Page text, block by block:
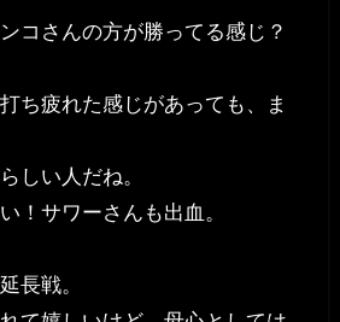
コさんの方が勝ってる感じ？
ち疲れた感じがあっても、ま
しい人だね。
！サワーさんも出血。
長戦。